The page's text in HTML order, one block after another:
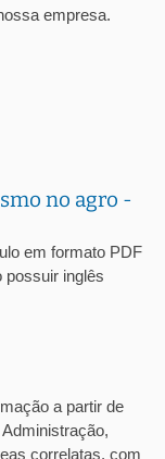
empresa.
no agro -
em formato PDF
possuir inglês
a partir de
correlatas, com